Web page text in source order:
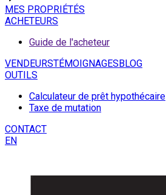
MES PROPRIÉTÉS
ACHETEURS
Guide de l'acheteur
VENDEURSTÉMOIGNAGESBLOG
OUTILS
Calculateur de prêt hypothécaire
Taxe de mutation
CONTACT
EN